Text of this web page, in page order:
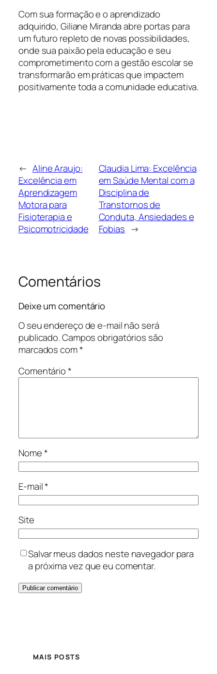
Com sua formação e o aprendizado
adquirido, Giliane Miranda abre portas para
um futuro repleto de novas possibilidades,
onde sua paixão pela educação e seu
comprometimento com a gestão escolar se
transformarão em práticas que impactem
positivamente toda a comunidade educativa.
← Aline Araujo:
Excelência em
Aprendizagem
Motora para
Fisioterapia e
Psicomotricidade
Claudia Lima: Excelência
em Saúde Mental com a
Disciplina de
Transtornos de
Conduta, Ansiedades e
Fobias →
Comentários
Deixe um comentário
O seu endereço de e-mail não será
publicado.Campos obrigatórios são
marcados com*
Comentário*
Nome*
E-mail*
Site
Salvar meus dados neste navegador para
a próxima vez que eu comentar.
MAIS POSTS